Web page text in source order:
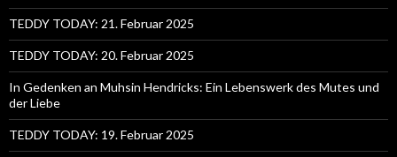
TEDDY TODAY: 21. Februar 2025
TEDDY TODAY: 20. Februar 2025
In Gedenken an Muhsin Hendricks: Ein Lebenswerk des Mutes und
der Liebe
TEDDY TODAY: 19. Februar 2025